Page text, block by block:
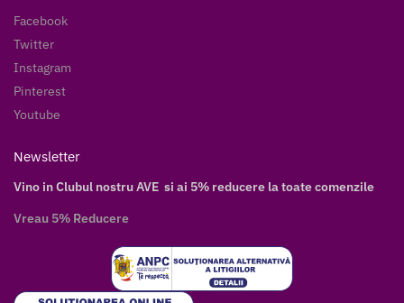
Facebook
Twitter
Instagram
Pinterest
Youtube
Newsletter
Vino in Clubul nostru AVE si ai 5% reducere la toate comenzile
Vreau 5% Reducere